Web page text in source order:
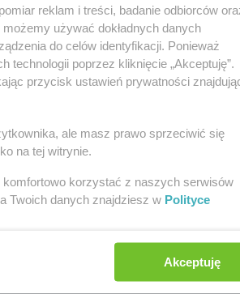
BRICOMARCHE Brzeg Dolny
BRICOMARCHE
BRICOMARCHE Częstochowa
BRICOMARCHE Dzierżoniów
Gostynin
reklam i treści, badanie odbiorców
używać dokładnych danych
do celów identyfikacji. Ponieważ
poprzez kliknięcie „Akceptuję”.
przycisk ustawień prywatności
ale masz prawo sprzeciwić się
na tej witrynie.
komfortowo korzystać z naszych serwisów
Twoich danych znajdziesz w Polityce
Akceptuję